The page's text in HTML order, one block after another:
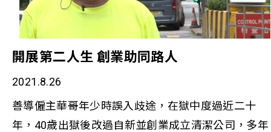
開展第二人生 創業助同路人
2021.8.26
善導僱主華哥年少時誤入歧途，在獄中度過近二十
年，40歲出獄後改過自新並創業成立清潔公司，多年